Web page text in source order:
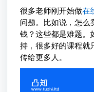
很多老师刚开始做在
问题。比如说，怎么
钱？这些都是难题。
持，很多好的课程就
传给更多人。